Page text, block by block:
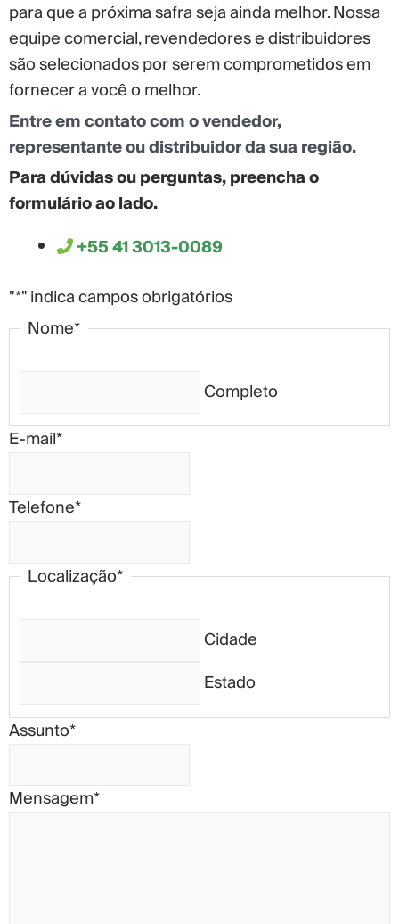
para que a próxima safra seja ainda melhor. Nossa
equipe comercial, revendedores e distribuidores
são selecionados por serem comprometidos em
fornecer a você o melhor.
Entre em contato com o vendedor,
representante ou distribuidor da sua região.
Para dúvidas ou perguntas, preencha o
formulário ao lado.
+55 41 3013-0089
"*" indica campos obrigatórios
Nome*
Completo
E-mail*
Telefone*
Localização*
Cidade
Estado
Assunto*
Mensagem*